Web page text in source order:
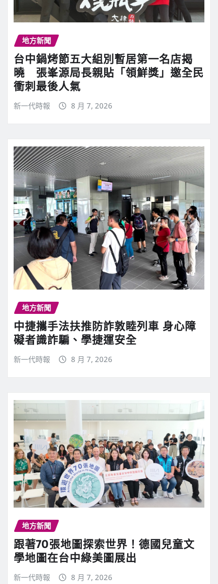
地方新聞
台中鍋烤節五大組別暫居第一名店揭
曉 張峯源局長親貼「領鮮獎」邀全民
衝刺最後人氣
新一代時報 8 月 7, 2026
地方新聞
中捷攜手法扶推防詐敦睦列車 身心障
礙者識詐騙、學捷運安全
新一代時報 8 月 7, 2026
地方新聞
跟著70張地圖探索世界！德國兒童文
學地圖在台中綠美圖展出
新一代時報 8 月 7, 2026